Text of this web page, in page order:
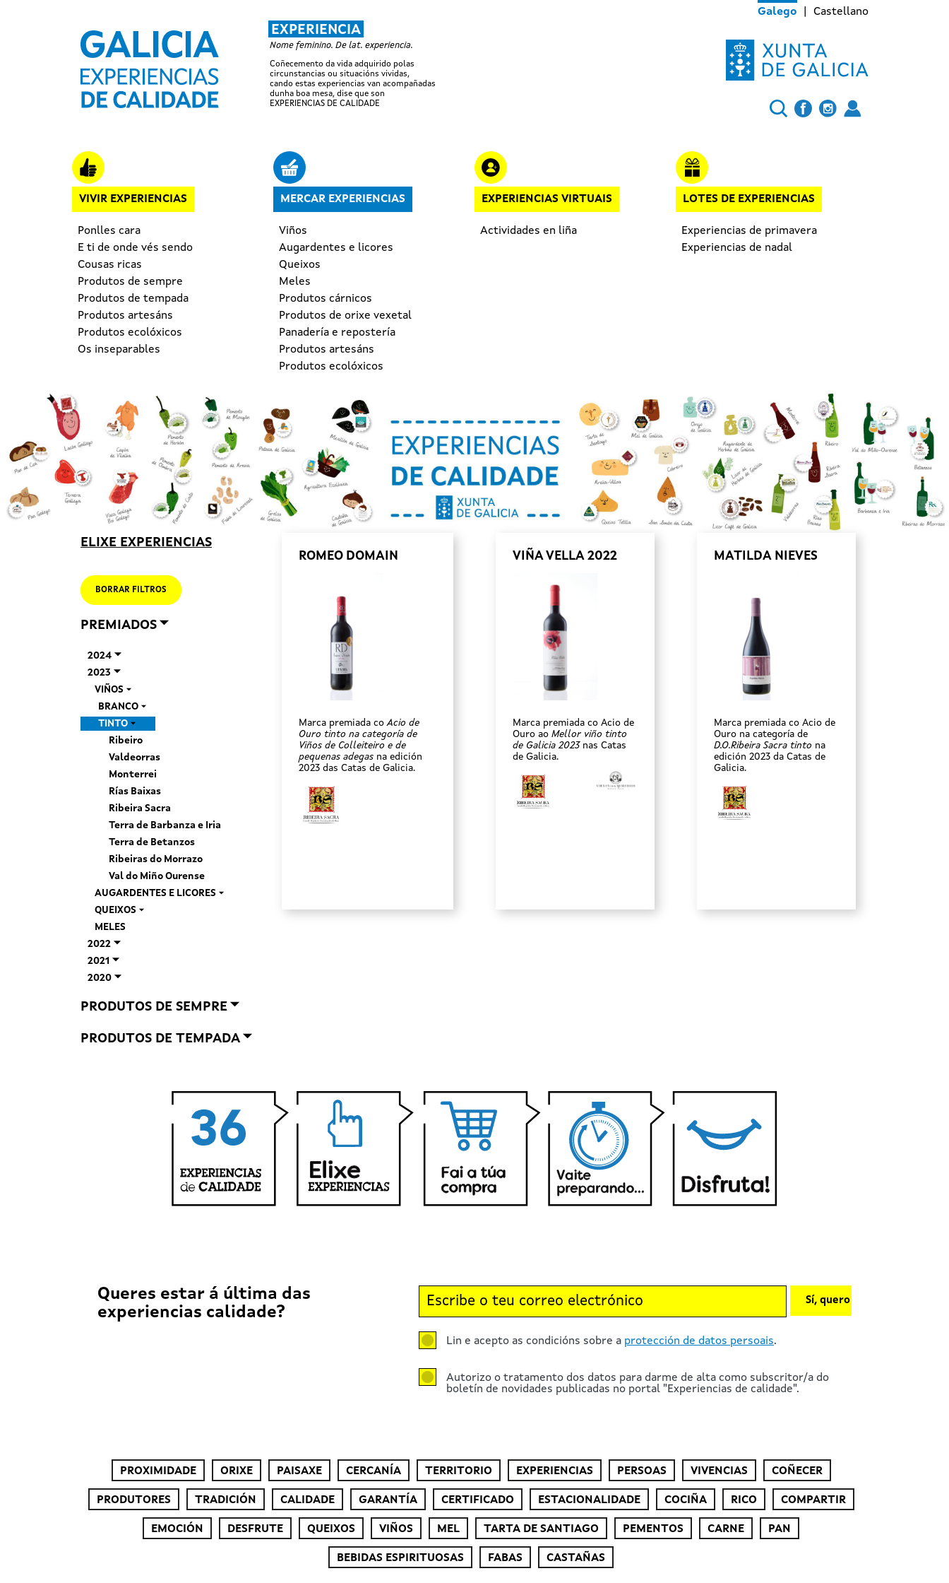
Galego Castellano
EXPERIENCIA
Nome feminino. De lat. experiencia.
Coñecemento da vida adquirido polas
circunstancias ou situacións vividas,
cando estas experiencias van acompañadas
dunha boa mesa, dise que son
EXPERIENCIAS DE CALIDADE
VIVIR EXPERIENCIAS
Ponlles cara
E ti de onde vés sendo
Cousas ricas
Produtos de sempre
Produtos de tempada
Produtos artesáns
Produtos ecolóxicos
Os inseparables
MERCAR EXPERIENCIAS
Viños
Augardentes e licores
Queixos
Meles
Produtos cárnicos
Produtos de orixe vexetal
Panadería e repostería
Produtos artesáns
Produtos ecolóxicos
EXPERIENCIAS VIRTUAIS
Actividades en liña
LOTES DE EXPERIENCIAS
Experiencias de primavera
Experiencias de nadal
ELIXE EXPERIENCIAS
BORRAR FILTROS
PREMIADOS
2024
2023
VIÑOS
BRANCO
TINTO
Ribeiro
Valdeorras
Monterrei
Rías Baixas
Ribeira Sacra
Terra de Barbanza e Iria
Terra de Betanzos
Ribeiras do Morrazo
Val do Miño Ourense
AUGARDENTES E LICORES
QUEIXOS
MELES
2022
2021
2020
PRODUTOS DE SEMPRE
PRODUTOS DE TEMPADA
ROMEO DOMAIN
Marca premiada coAcio de
Ouro tinto na categoría de
Viños de Colleiteiro e de
pequenas adegas na edición
2023 das Catas de Galicia.
VIÑA VELLA 2022
Marca premiada co Acio de
Ouro ao Mellor viño tinto
de Galicia 2023nas Catas
de Galicia.
MATILDA NIEVES
Marca premiada co Acio de
Ouro na categoría de
D.O.Ribeira Sacra tinto na
edición 2023 da Catas de
Galicia.
Queres estar á última das
experiencias calidade?
Lin e acepto as condicións sobre a protección de datos persoais.
Autorizo o tratamento dos datos para darme de alta como subscritor/a do
boletín de novidades publicadas no portal "Experiencias de calidade".
Sí, quero
PROXIMIDADE ORIXE PAISAXE CERCANÍA TERRITORIO EXPERIENCIAS PERSOAS VIVENCIAS COÑECER
PRODUTORES TRADICIÓN CALIDADE GARANTÍA CERTIFICADO ESTACIONALIDADE COCIÑA RICO COMPARTIR
EMOCIÓN DESFRUTE QUEIXOS VIÑOS MEL TARTA DE SANTIAGO PEMENTOS CARNE PAN
BEBIDAS ESPIRITUOSAS FABAS CASTAÑAS